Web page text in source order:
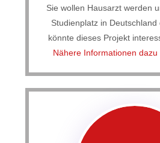
Sie wollen Hausarzt werden
Studienplatz in
könnte dieses Projekt
Nähere Informationen dazu